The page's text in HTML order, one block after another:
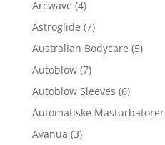
Arcwave (4)
Astroglide (7)
Australian Bodycare (5)
Autoblow (7)
Autoblow Sleeves (6)
Automatiske Masturbatorer
Avanua (3)